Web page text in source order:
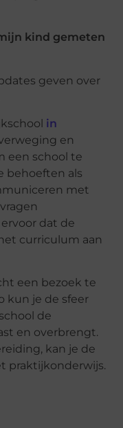
kind gemeten
geven over
in
en
een school te
behoeften als
met
dat de
curriculum aan
een bezoek te
kun je de sfeer
de
en overbrengt.
kan je de
praktijkonderwijs.